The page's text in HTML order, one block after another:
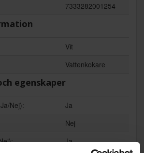
7333282001254
Vit
Vattenkokare
egenskaper
Nej):
Ja
Nej
Ja